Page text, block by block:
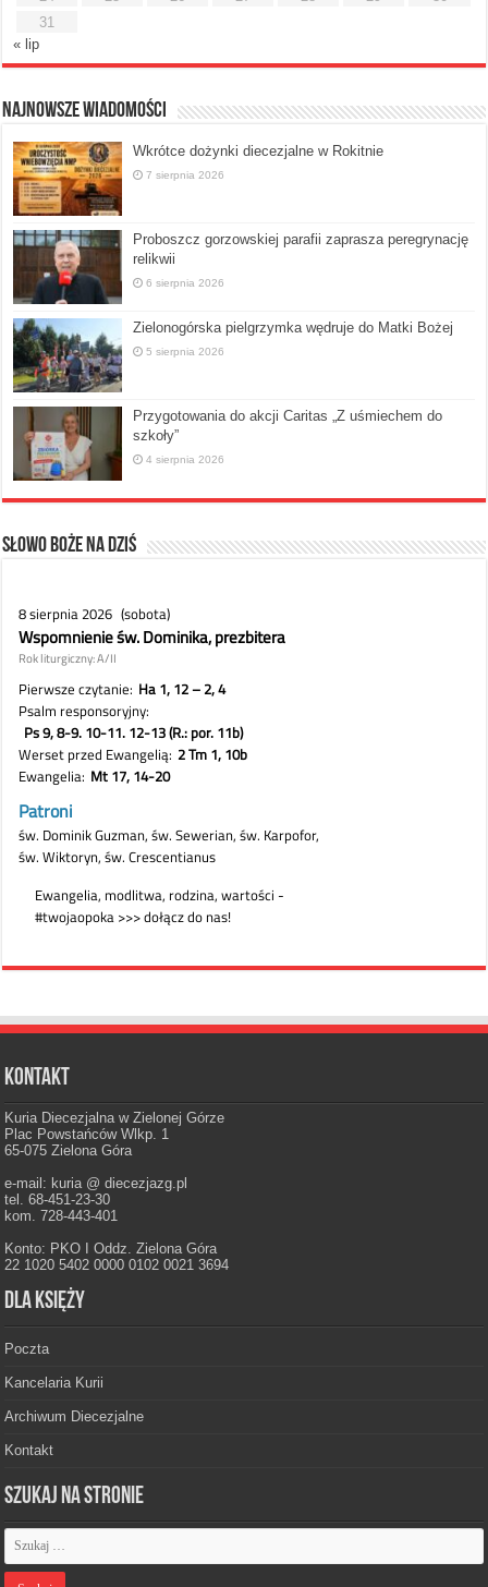
31
« lip
Najnowsze Wiadomości
Wkrótce dożynki diecezjalne w Rokitnie
7 sierpnia 2026
Proboszcz gorzowskiej parafii zaprasza peregrynację
relikwii
6 sierpnia 2026
Zielonogórska pielgrzymka wędruje do Matki Bożej
5 sierpnia 2026
Przygotowania do akcji Caritas „Z uśmiechem do
szkoły”
4 sierpnia 2026
Słowo Boże na dziś
Kontakt
Kuria Diecezjalna w Zielonej Górze
Plac Powstańców Wlkp. 1
65-075 Zielona Góra
e-mail: kuria @ diecezjazg.pl
tel. 68-451-23-30
kom. 728-443-401
Konto: PKO I Oddz. Zielona Góra
22 1020 5402 0000 0102 0021 3694
Dla księży
Poczta
Kancelaria Kurii
Archiwum Diecezjalne
Kontakt
Szukaj na stronie